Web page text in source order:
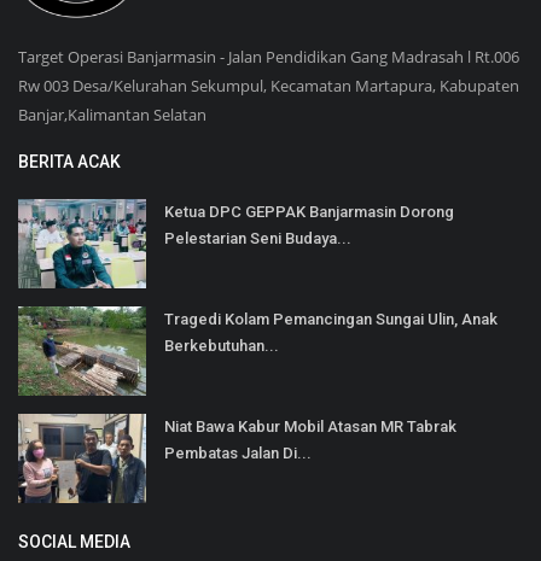
Target Operasi Banjarmasin - Jalan Pendidikan Gang Madrasah l Rt.006
Rw 003 Desa/Kelurahan Sekumpul, Kecamatan Martapura, Kabupaten
Banjar,Kalimantan Selatan
BERITA ACAK
Ketua DPC GEPPAK Banjarmasin Dorong
Pelestarian Seni Budaya...
Tragedi Kolam Pemancingan Sungai Ulin, Anak
Berkebutuhan...
Niat Bawa Kabur Mobil Atasan MR Tabrak
Pembatas Jalan Di...
SOCIAL MEDIA